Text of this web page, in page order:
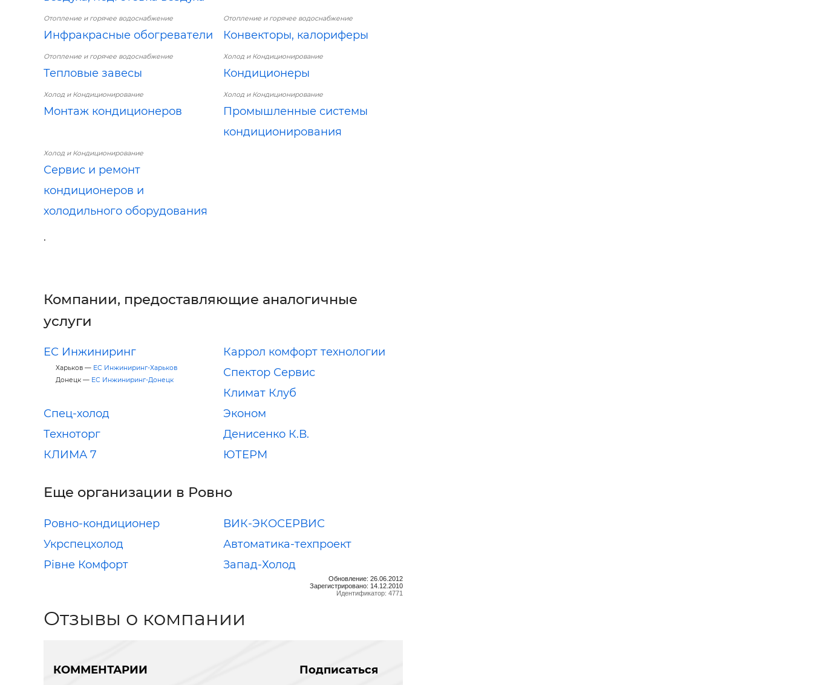
Отопление и горячее водоснабжение
Инфракрасные обогреватели
Отопление и горячее водоснабжение
Конвекторы, калориферы
Отопление и горячее водоснабжение
Тепловые завесы
Холод и Кондиционирование
Кондиционеры
Холод и Кондиционирование
Монтаж кондиционеров
Холод и Кондиционирование
Промышленные системы
кондиционирования
Холод и Кондиционирование
Сервис и ремонт
кондиционеров и
холодильного оборудования
.
Компании, предоставляющие аналогичные
услуги
ЕС Инжиниринг
Харьков — ЕС Инжиниринг-Харьков
Донецк — ЕС Инжиниринг-Донецк
Каррол комфорт технологии
Спектор Сервис
Климат Клуб
Спец-холод
Эконом
Техноторг
Денисенко К.В.
КЛИМА 7
ЮТЕРМ
Еще организации в Ровно
Ровно-кондиционер
ВИК-ЭКОСЕРВИС
Укрспецхолод
Автоматика-техпроект
Рівне Комфорт
Запад-Холод
Обновление: 26.06.2012
Зарегистрировано: 14.12.2010
Идентификатор: 4771
Отзывы о компании
КОММЕНТАРИИ
Подписаться